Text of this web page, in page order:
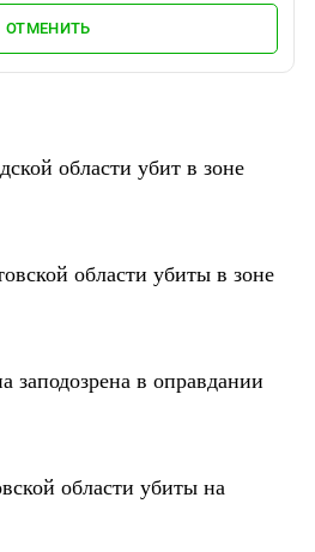
ОТМЕНИТЬ
области убит в зоне
области убиты в зоне
заподозрена в оправдании
области убиты на